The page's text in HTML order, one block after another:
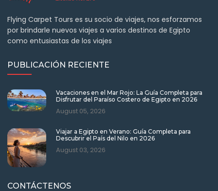
Flying Carpet Tours es su socio de viajes, nos esforzamos
por brindarle nuevos viajes a varios destinos de Egipto
como entusiastas de los viajes
PUBLICACIÓN RECIENTE
Vacaciones en el Mar Rojo: La Guía Completa para
Disfrutar del Paraíso Costero de Egipto en 2026
August 05, 2026
Viajar a Egipto en Verano: Guía Completa para
Descubrir el País del Nilo en 2026
August 03, 2026
CONTÁCTENOS